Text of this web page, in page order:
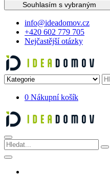
Souhlasím s vybraným
info@ideadomov.cz
+420 602 779 705
Nejčastější otázky
0 Nákupní košík